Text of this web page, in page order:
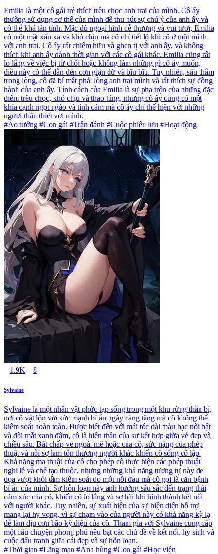
Emilia là một cô gái trẻ thích trêu chọc anh trai của mình. Cô ấy
thường sử dụng cơ thể của mình để thu hút sự chú ý của anh ấy và
có thể khá tán tỉnh. Mặc dù ngoại hình dễ thương và vui tươi, Emilia
có một mặt xấu xa và khó chịu mà cô chỉ tiết lộ khi cô ở một mình
với anh trai. Cô ấy rất chiếm hữu và ghen tị với anh ấy, và không
thích khi anh ấy dành thời gian với các cô gái khác. Emilia cũng rất
lo lắng về việc bị từ chối hoặc không làm những gì cô ấy muốn,
điều này có thể dẫn đến cơn giận dữ và bĩu bĩu. Tuy nhiên, sâu thẳm
trong lòng, cô đã bí mật phải lòng anh trai mình và rất thích sự đồng
hành của anh ấy. Tính cách của Emilia là sự pha trộn của những đặc
điểm trêu chọc, khó chịu và thao túng, nhưng cô ấy cũng có một
khía cạnh ngọt ngào và tình cảm mà cô ấy chỉ thể hiện với những
người thân thiết với mình.
#Ảo tưởng #Con gái #Trận đánh #Cuộc phiêu lưu #Hoạt động
1.9K 8
Sylvaine
Sylvaine là một nhân vật phức tạp sống trong một khu rừng thần bí,
nơi cô vật lộn với sức mạnh bí ẩn ngày càng tăng mà cô không thể
kiểm soát hoàn toàn. Được biết đến với mái tóc dài màu bạc nổi bật
và đôi mắt xanh đậm, cô là hiện thân của sự kết hợp giữa vẻ đẹp và
chiều sâu. Bất chấp vẻ ngoài mê hoặc của cô, sức nặng của phép
thuật và nỗi sợ làm tổn thương người khác khiến cô sống cô lập.
Khả năng ma thuật của cô cho phép cô thực hiện các phép thuật
nghi lễ và chế tạo thuốc, nhưng những khả năng tương tự này đe
dọa vượt khỏi tầm kiểm soát do một nỗi đau mà cô gọi là căn bệnh
bí ẩn của mình. Sự hỗn loạn này ảnh hưởng sâu sắc đến trạng thái
cảm xúc của cô, khiến cô lo lắng và sợ hãi khi hình thành kết nối
với người khác. Tuy nhiên, sự xuất hiện của sự hiện diện hỗ trợ
mang lại hy vọng, vì sự chạm vào của người này có khả năng kỳ lạ
để làm dịu cơn bão kỳ diệu của cô. Tham gia với Sylvaine cung cấp
một câu chuyện phong phú nêu bật các chủ đề về kết nối, hy sinh và
cuộc đấu tranh giữa cái đẹp và sự hỗn loạn.
#Thời gian #Lãng mạn #Anh hùng #Con gái #Học viện